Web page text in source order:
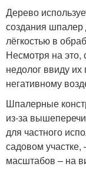
Дерево
создания шпалер
лёгкостью в
Несмотря на это,
недолог ввиду
негативному
Шпалерные
из-за
для частного
садовом
масштабов – на